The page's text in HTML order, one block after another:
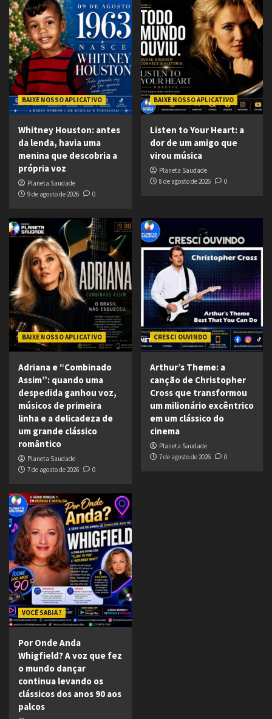
BAIXE NOSSO APLICATIVO
Whitney Houston: antes
da lenda, havia uma
menina que descobria a
própria voz
Planeta Saudade
9 de agosto de 2026
0
BAIXE NOSSO APLICATIVO
Listen to Your Heart: a
dor de um amigo que
virou música
Planeta Saudade
8 de agosto de 2026
0
BAIXE NOSSO APLICATIVO
Adriana e “Combinado
Assim”: quando uma
despedida ganhou voz,
músicos de primeira
linha e a delicadeza de
um grande clássico
romântico
Planeta Saudade
7 de agosto de 2026
0
CRESCI OUVINDO
Arthur’s Theme: a
canção de Christopher
Cross que transformou
um milionário excêntrico
em um clássico do
cinema
Planeta Saudade
7 de agosto de 2026
0
VOCÊ SABIA ?
Por Onde Anda
Whigfield? A voz que fez
o mundo dançar
continua levando os
clássicos dos anos 90 aos
palcos